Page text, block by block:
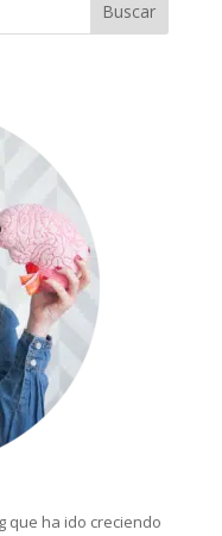
que ha ido creciendo